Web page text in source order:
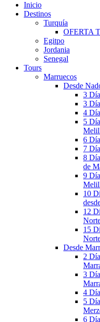
Inicio
Destinos
Turquía
OFERTA
Egitpo
Jordania
Senegal
Tours
Marruecos
Desde
3
3
4
5
6
7
8
de
9
10
12
15
Desde
2
3
4
5
6